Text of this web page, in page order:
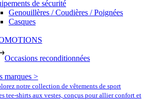
de sécurité
Genouillères / Coudières / Poignées
Casques
Occasions reconditionnées
marques >
notre collection de vêtements de sport
tee-shirts aux vestes, conçus pour allier confort et